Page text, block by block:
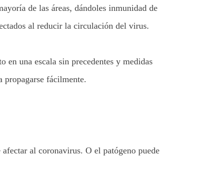
de las áreas, dándoles inmunidad de
al reducir la circulación del virus.
en una escala sin precedentes y medidas
propagarse fácilmente.
al coronavirus. O el patógeno puede